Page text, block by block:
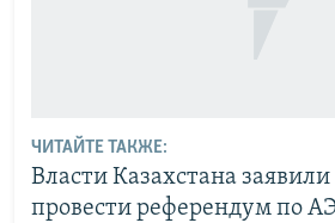
ЧИТАЙТЕ ТАКЖЕ:
Власти Казахстана заявили
провести референдум по